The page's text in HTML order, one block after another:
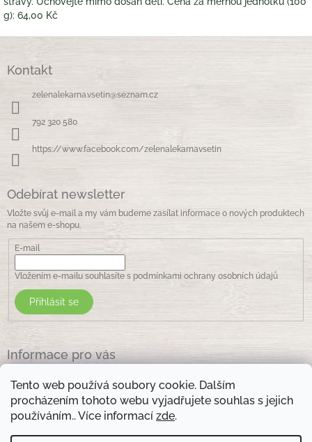
Tento web používá soubory cookie. Dalším
procházením tohoto webu vyjadřujete souhlas s jejich
používáním.. Více informací zde.
g): 64,00 Kč
Kontakt
zelenalekarna.vsetin@seznam.cz
792 320 580
https://www.facebook.com/zelenalekarnavsetin
Odebírat newsletter
Vložte svůj e-mail a my vám budeme zasílat informace o nových produktech
na našem e-shopu.
E-mail
Vložením e-mailu souhlasíte s podmínkami ochrany osobních údajů
Přihlásit se
Informace pro vás
Obchodní podmínky
Podmínky ochrany osobních údajů
Kontakty